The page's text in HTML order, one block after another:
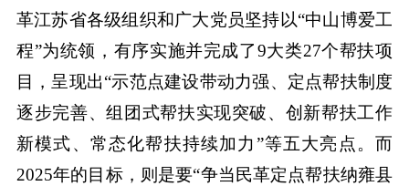
革江苏省各级组织和广大党员坚持以“中山博爱工
程”为统领，有序实施并完成了9大类27个帮扶项
目，呈现出“示范点建设带动力强、定点帮扶制度
逐步完善、组团式帮扶实现突破、创新帮扶工作
新模式、常态化帮扶持续加力”等五大亮点。而
2025年的目标，则是要“争当民革定点帮扶纳雍县